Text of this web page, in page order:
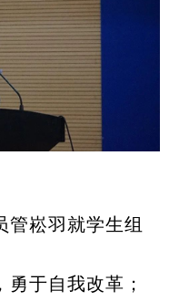
管崧羽就学生组
于自我改革；